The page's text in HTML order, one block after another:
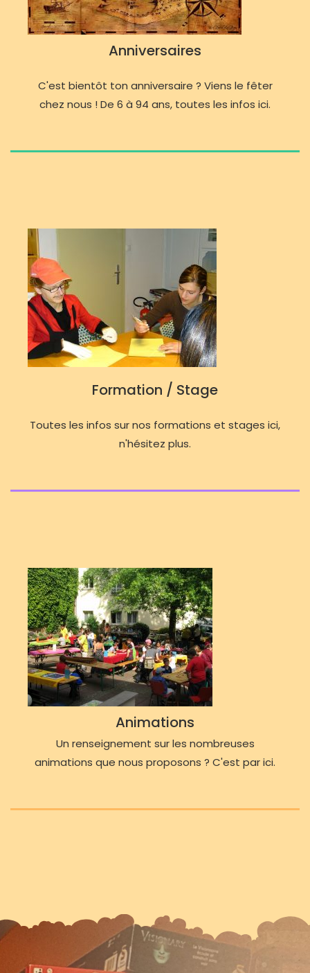
Anniversaires
C'est bientôt ton anniversaire ? Viens le fêter
chez nous ! De 6 à 94 ans, toutes les infos ici.
Formation / Stage
Toutes les infos sur nos formations et stages ici,
n'hésitez plus.
Animations
Un renseignement sur les nombreuses
animations que nous proposons ? C'est par ici.